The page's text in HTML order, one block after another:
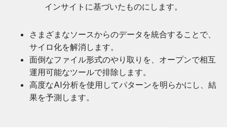
インサイトに基づいたものにします。
さまざまなソースからのデータを統合することで、
サイロ化を解消します。
面倒なファイル形式のやり取りを、オープンで相互
運用可能なツールで排除します。
高度なAI分析を使用してパターンを明らかにし、結
果を予測します。